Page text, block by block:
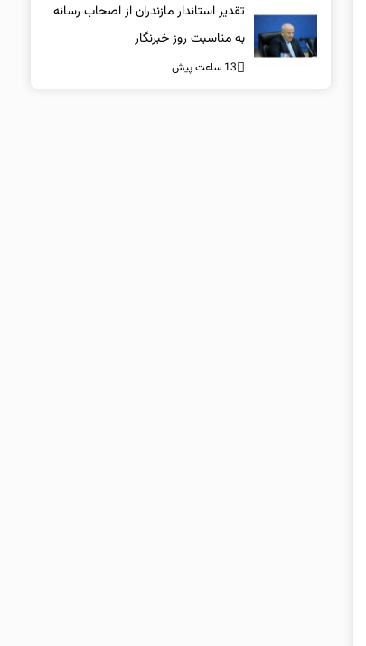
تقدیر استاندار مازندران از اصحاب رسانه
به مناسبت روز خبرنگار
13 ساعت پیش